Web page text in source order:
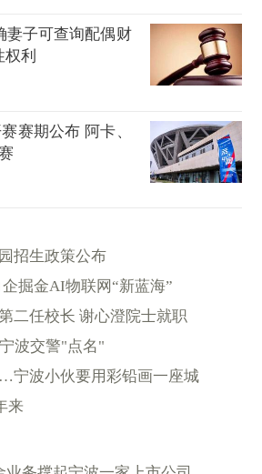
妻子可查询配偶财
利
赛期公布 阿卡、
招生政策公布
掘金AI物联网“新蓝海”
二任校长 谢心澄院士就职
波交警"点名"
宁波小伙要用彩铅画一座城
来